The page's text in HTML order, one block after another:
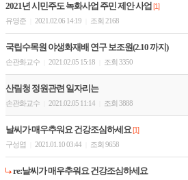
2021년 시민주도 녹화사업 주민 제안 사업 [1]
유영준
2021.02.06 14:19 조회 2168
국립수목원 야생화재배 연구 보조원(2.10 까지)
손관화교수 2021.02.05 15:18 조회 3350
산림청 정원관련 일자리는
손관화교수 2021.02.05 11:14 조회 3888
날씨가 매우추워요 건강조심하세요[1]
구성엽
2021.01.10 03:44 조회 9658
re:날씨가 매우추워요 건강조심하세요